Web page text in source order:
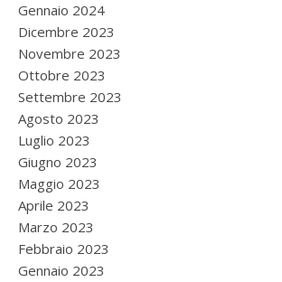
Gennaio 2024
Dicembre 2023
Novembre 2023
Ottobre 2023
Settembre 2023
Agosto 2023
Luglio 2023
Giugno 2023
Maggio 2023
Aprile 2023
Marzo 2023
Febbraio 2023
Gennaio 2023